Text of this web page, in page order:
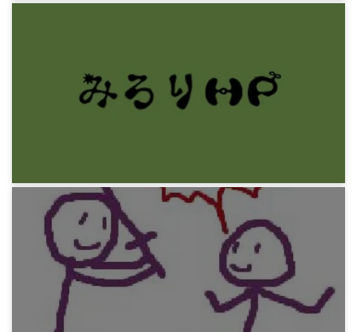
適当ルーマニア語 属格冠詞
みろりHP
論理の否定